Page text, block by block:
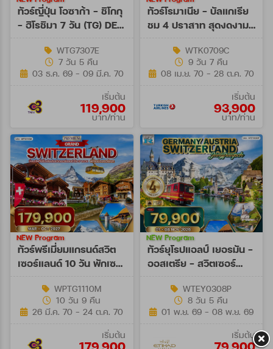
ทัวร์ญี่ปุ่น โอซาก้า - ชิโกกุ
- ฮิโรชิมา 7 วัน (TG) DEC
WTG7307E
7 วัน 5 คืน
03 ธ.ค. 69 - 09 มี.ค. 70
เริ่มต้น
119,900
บาท/ท่าน
ทัวร์โรมาเนีย - บัลแกเรีย
ชม 4 ปราสาท สุดงดงาม
WTK0709C
9 วัน 7 คืน
08 เม.ย. 70 - 28 ต.ค. 70
เริ่มต้น
93,900
บาท/ท่าน
ทัวร์พรีเมี่ยมแกรนด์สวิต
เซอร์แลนด์ 10 วัน พักเซ
NEW Program
WPTG1110M
10 วัน 9 คืน
26 มี.ค. 70 - 24 ต.ค. 70
เริ่มต้น
ทัวร์ยุโรปแอลป์ เยอรมัน -
ออสเตรีย - สวิตเซอร์
NOV 26
NEW Program
WTEY0308P
8 วัน 5 คืน
01 พ.ย. 69 - 08 พ.ย. 69
เริ่มต้น